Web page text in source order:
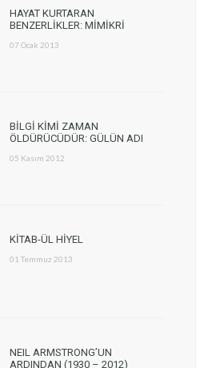
HAYAT KURTARAN
BENZERLİKLER: MİMİKRİ
07 Ocak 2013
BİLGİ KİMİ ZAMAN
ÖLDÜRÜCÜDÜR: GÜLÜN ADI
05 Kasım 2012
KİTAB-ÜL HİYEL
01 Temmuz 2013
NEIL ARMSTRONG’UN
ARDINDAN (1930 – 2012)